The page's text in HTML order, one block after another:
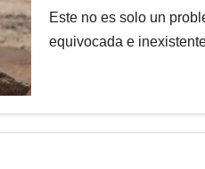
Este no es solo un
equivocada e